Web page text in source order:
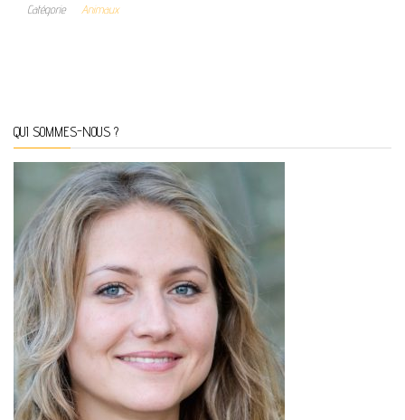
Catégorie Animaux
QUI SOMMES-NOUS ?